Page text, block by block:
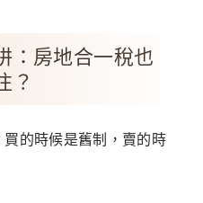
：房地合一稅也
？
的時候是舊制，賣的時